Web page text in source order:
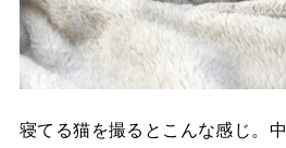
寝てる猫を撮るとこんな感じ。